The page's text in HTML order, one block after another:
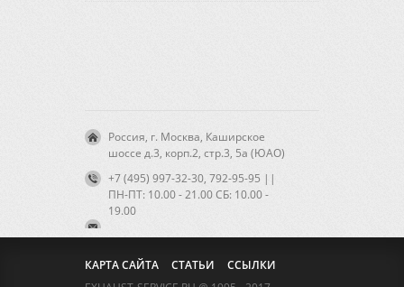
Россия, г. Москва, Каширское
шоссе д.3, корп.2, стр.3, 5а (ЮАО)
+7 (495) 997-32-30, 792-95-95 ||
ПН-ПТ: 10.00 - 21.00 CБ: 10.00 -
19.00
КАРТА САЙТА СТАТЬИ
ССЫЛКИ